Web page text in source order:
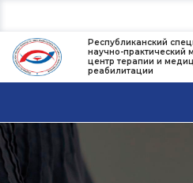
Республиканский
научно-практический
центр терапии и
реабилитации